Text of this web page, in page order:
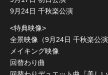
9月24日 千秋楽公演
<特典映像>
全景映像（9月24日 千秋楽公演
メイキング映像
回替わり曲